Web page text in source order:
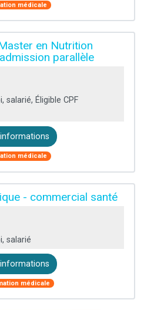
médicale
en Nutrition
parallèle
salarié, Éligible CPF
médicale
- commercial santé
salarié
médicale